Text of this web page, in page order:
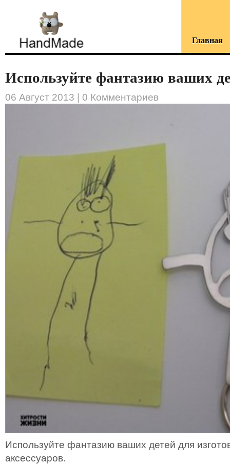
Главная
Используйте фантазию ваших
06 Август 2013 | 0 Комментариев
Используйте фантазию ваших детей для
аксессуаров.